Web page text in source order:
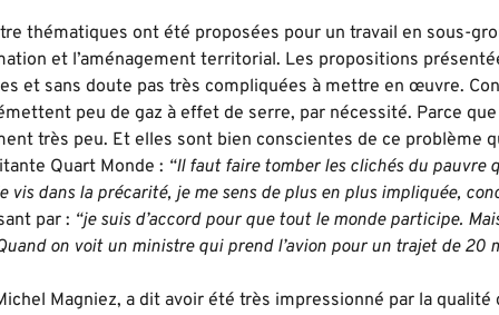
thématiques ont été proposées pour un travail en sous-
et l’aménagement territorial. Les propositions
et sans doute pas très compliquées à mettre en œuvre.
peu de gaz à effet de serre, par nécessité. Parce
très peu. Et elles sont bien conscientes de ce problème
Quart Monde : “Il faut faire tomber les clichés du pauvre
vis dans la précarité, je me sens de plus en plus impliquée,
par : “je suis d’accord pour que tout le monde participe.
on voit un ministre qui prend l’avion pour un trajet de 20
Magniez, a dit avoir été très impressionné par la